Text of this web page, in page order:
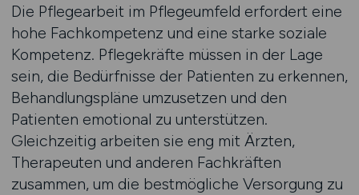
Die Pflegearbeit im Pflegeumfeld erfordert eine
hohe Fachkompetenz und eine starke soziale
Kompetenz. Pflegekräfte müssen in der Lage
sein, die Bedürfnisse der Patienten zu erkennen,
Behandlungspläne umzusetzen und den
Patienten emotional zu unterstützen.
Gleichzeitig arbeiten sie eng mit Ärzten,
Therapeuten und anderen Fachkräften
zusammen, um die bestmögliche Versorgung zu